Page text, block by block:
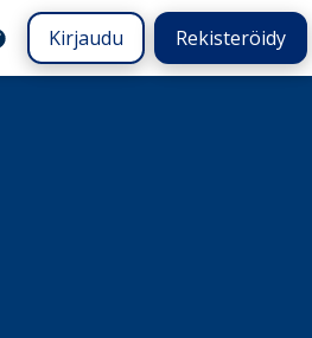
Kirjaudu Rekisteröidy